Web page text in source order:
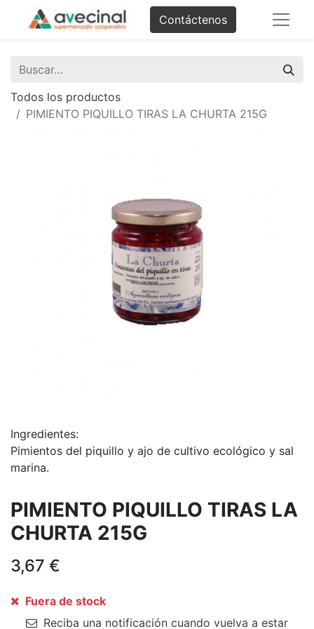
Contáctenos
Todos los productos
PIMIENTO PIQUILLO TIRAS LA CHURTA 215G
Ingredientes:
Pimientos del piquillo y ajo de cultivo ecológico y sal
marina.
PIMIENTO PIQUILLO TIRAS LA
CHURTA 215G
3,67 €
Fuera de stock
Reciba una notificación cuando vuelva a estar